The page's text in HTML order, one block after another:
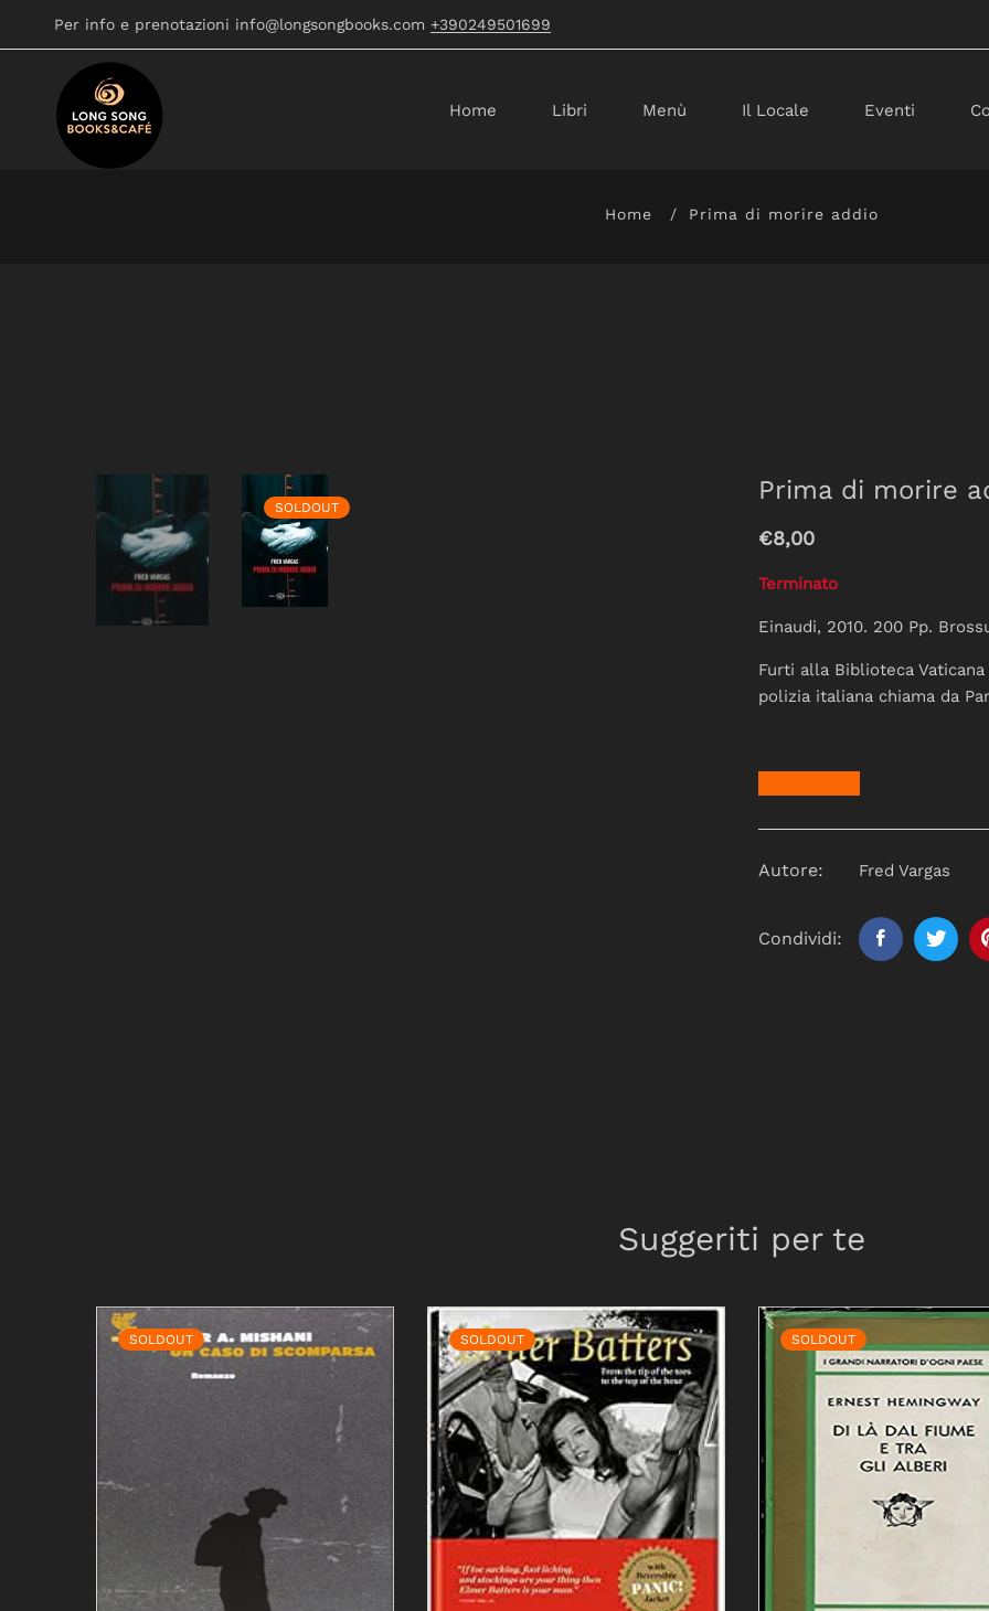
Per info e prenotazioni info@longsongbooks.com +390249501699
Home Libri Menù Il Locale Eventi
Home Prima di morire addio
SOLDOUT
Prima di morire
€8,00
Terminato
Einaudi, 2010. 200 Pp.
Furti alla Biblioteca Vaticana
polizia italiana chiama da
Autore: Fred Vargas
Condividi:
Suggeriti per te
SOLDOUT SOLDOUT SOLDOUT